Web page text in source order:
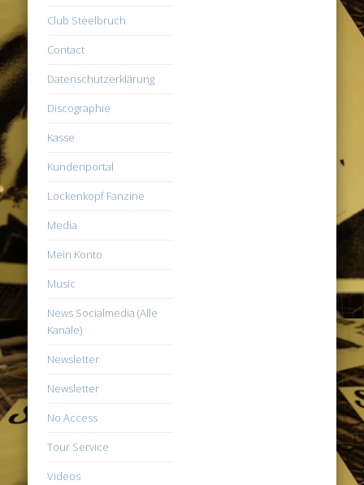
Club Steelbruch
Contact
Datenschutzerklärung
Discographie
Kasse
Kundenportal
Lockenkopf Fanzine
Media
Mein Konto
Music
News Socialmedia (Alle
Kanäle)
Newsletter
Newsletter
No Access
Tour Service
Videos